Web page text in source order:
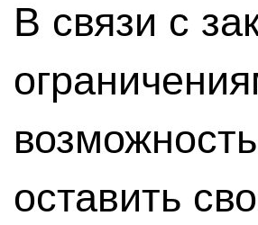
В связи с
оставить